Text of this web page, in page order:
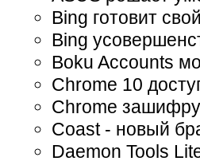
Bing готовит
Bing
Boku Accounts
Chrome 10
Chrome
Coast - новый
Daemon Tools